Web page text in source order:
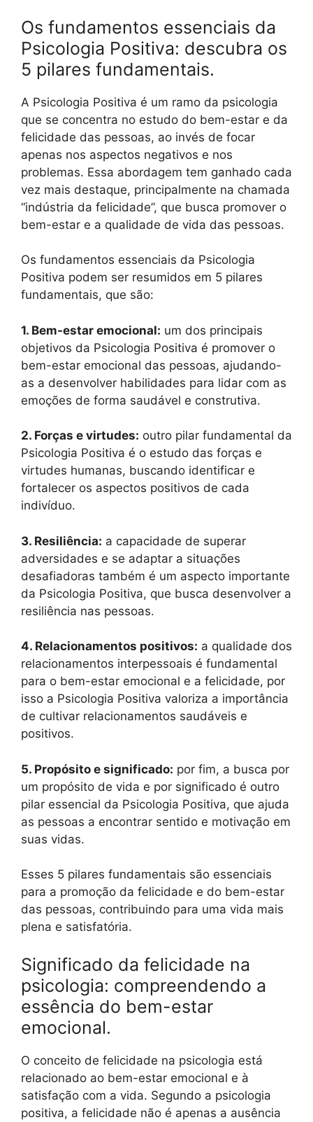
Os fundamentos essenciais da
Psicologia Positiva: descubra os
5 pilares fundamentais.
A Psicologia Positiva é um ramo da psicologia
que se concentra no estudo do bem-estar e da
felicidade das pessoas, ao invés de focar
apenas nos aspectos negativos e nos
problemas. Essa abordagem tem ganhado cada
vez mais destaque, principalmente na chamada
“indústria da felicidade”, que busca promover o
bem-estar e a qualidade de vida das pessoas.
Os fundamentos essenciais da Psicologia
Positiva podem ser resumidos em 5 pilares
fundamentais, que são:
1. Bem-estar emocional: um dos principais
objetivos da Psicologia Positiva é promover o
bem-estar emocional das pessoas, ajudando-
as a desenvolver habilidades para lidar com as
emoções de forma saudável e construtiva.
2. Forças e virtudes: outro pilar fundamental da
Psicologia Positiva é o estudo das forças e
virtudes humanas, buscando identificar e
fortalecer os aspectos positivos de cada
indivíduo.
3. Resiliência: a capacidade de superar
adversidades e se adaptar a situações
desafiadoras também é um aspecto importante
da Psicologia Positiva, que busca desenvolver a
resiliência nas pessoas.
4. Relacionamentos positivos: a qualidade dos
relacionamentos interpessoais é fundamental
para o bem-estar emocional e a felicidade, por
isso a Psicologia Positiva valoriza a importância
de cultivar relacionamentos saudáveis e
positivos.
5. Propósito e significado: por fim, a busca por
um propósito de vida e por significado é outro
pilar essencial da Psicologia Positiva, que ajuda
as pessoas a encontrar sentido e motivação em
suas vidas.
Esses 5 pilares fundamentais são essenciais
para a promoção da felicidade e do bem-estar
das pessoas, contribuindo para uma vida mais
plena e satisfatória.
Significado da felicidade na
psicologia: compreendendo a
essência do bem-estar
emocional.
O conceito de felicidade na psicologia está
relacionado ao bem-estar emocional e à
satisfação com a vida. Segundo a psicologia
positiva, a felicidade não é apenas a ausência